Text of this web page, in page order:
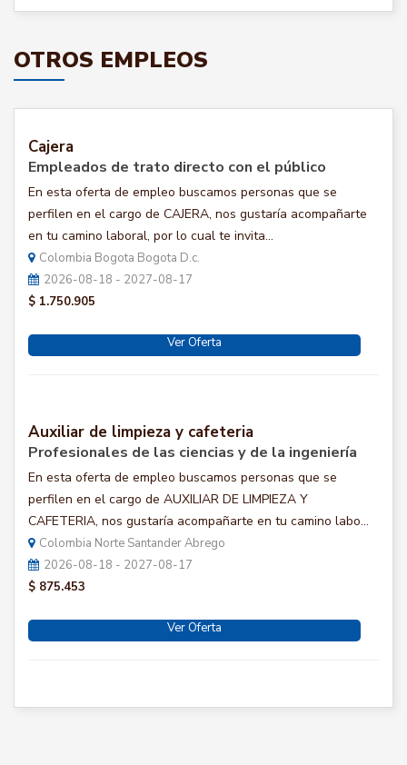
OTROS EMPLEOS
Cajera
Empleados de trato directo con el público
En esta oferta de empleo buscamos personas que se
perfilen en el cargo de CAJERA, nos gustaría acompañarte
en tu camino laboral, por lo cual te invita...
Colombia Bogota Bogota D.c.
2026-08-18 - 2027-08-17
$ 1.750.905
Ver Oferta
Auxiliar de limpieza y cafeteria
Profesionales de las ciencias y de la ingeniería
En esta oferta de empleo buscamos personas que se
perfilen en el cargo de AUXILIAR DE LIMPIEZA Y
CAFETERIA, nos gustaría acompañarte en tu camino labo...
Colombia Norte Santander Abrego
2026-08-18 - 2027-08-17
$ 875.453
Ver Oferta